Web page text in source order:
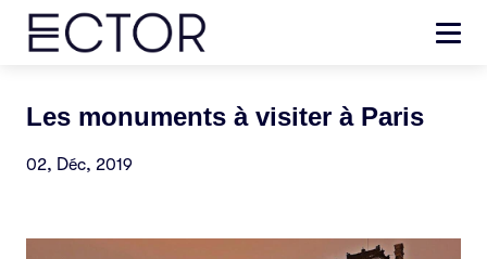
Les monuments à visiter à Paris
02, Déc, 2019